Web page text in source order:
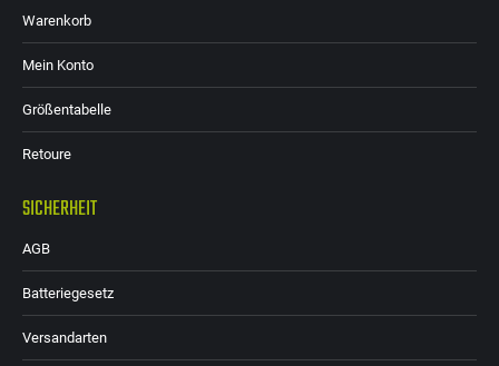
Warenkorb
Mein Konto
Größentabelle
Retoure
SICHERHEIT
AGB
Batteriegesetz
Versandarten